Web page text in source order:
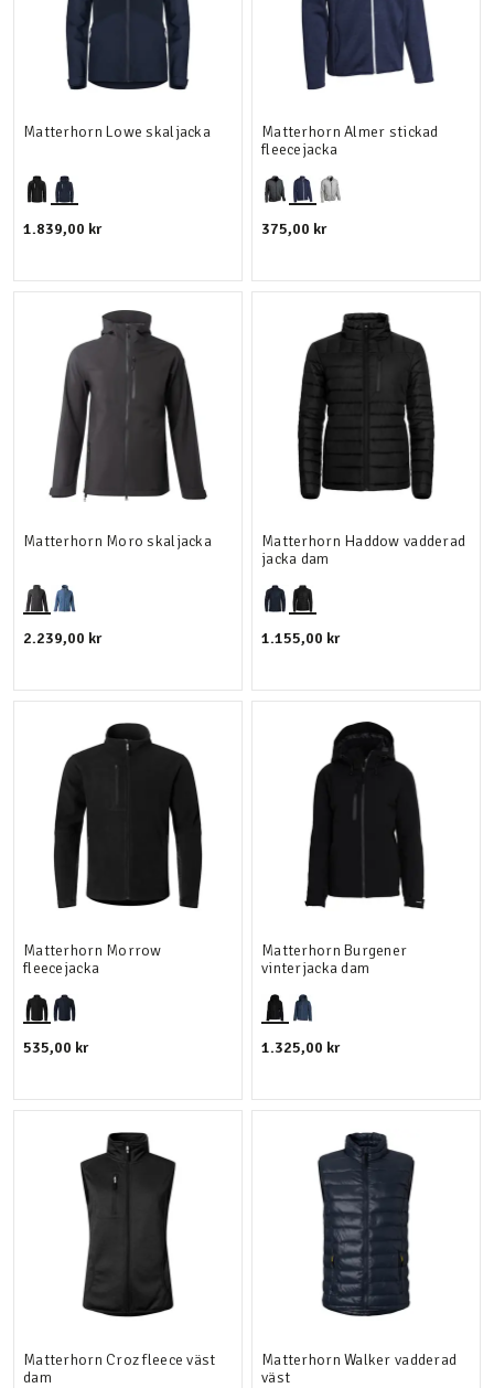
Matterhorn Lowe skaljacka
1.839,00 kr
Matterhorn Almer stickad
fleecejacka
375,00 kr
Matterhorn Moro skaljacka
2.239,00 kr
Matterhorn Haddow vadderad
jacka dam
1.155,00 kr
Matterhorn Morrow
fleecejacka
535,00 kr
Matterhorn Burgener
vinterjacka dam
1.325,00 kr
Matterhorn Croz fleece väst
dam
Matterhorn Walker vadderad
väst